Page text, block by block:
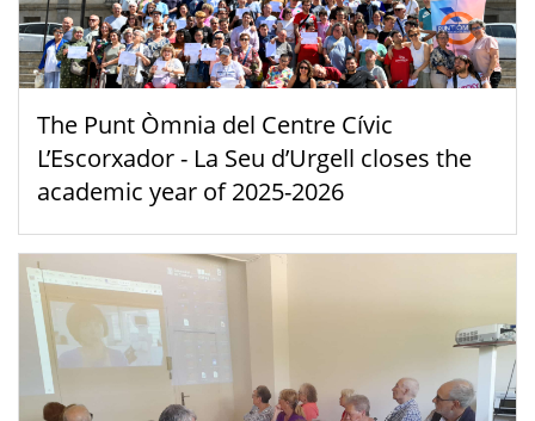
The Punt Òmnia del Centre Cívic
L’Escorxador - La Seu d’Urgell closes the
academic year of 2025-2026